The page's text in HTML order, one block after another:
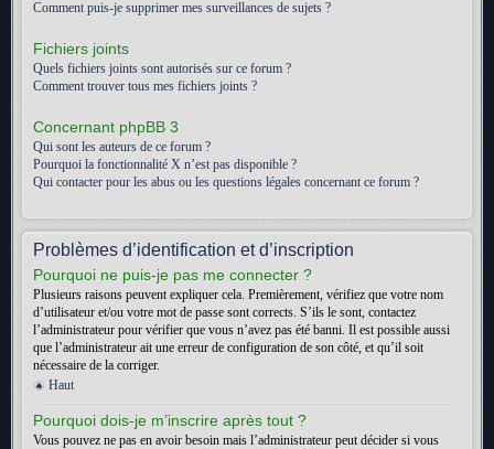
Comment puis-je supprimer mes surveillances de sujets ?
Fichiers joints
Quels fichiers joints sont autorisés sur ce forum ?
Comment trouver tous mes fichiers joints ?
Concernant phpBB 3
Qui sont les auteurs de ce forum ?
Pourquoi la fonctionnalité X n’est pas disponible ?
Qui contacter pour les abus ou les questions légales concernant ce forum ?
Problèmes d’identification et d’inscription
Pourquoi ne puis-je pas me connecter ?
Plusieurs raisons peuvent expliquer cela. Premièrement, vérifiez que votre nom
d’utilisateur et/ou votre mot de passe sont corrects. S’ils le sont, contactez
l’administrateur pour vérifier que vous n’avez pas été banni. Il est possible aussi
que l’administrateur ait une erreur de configuration de son côté, et qu’il soit
nécessaire de la corriger.
Haut
Pourquoi dois-je m’inscrire après tout ?
Vous pouvez ne pas en avoir besoin mais l’administrateur peut décider si vous